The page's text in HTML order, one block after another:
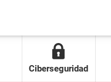
Ciberseguridad